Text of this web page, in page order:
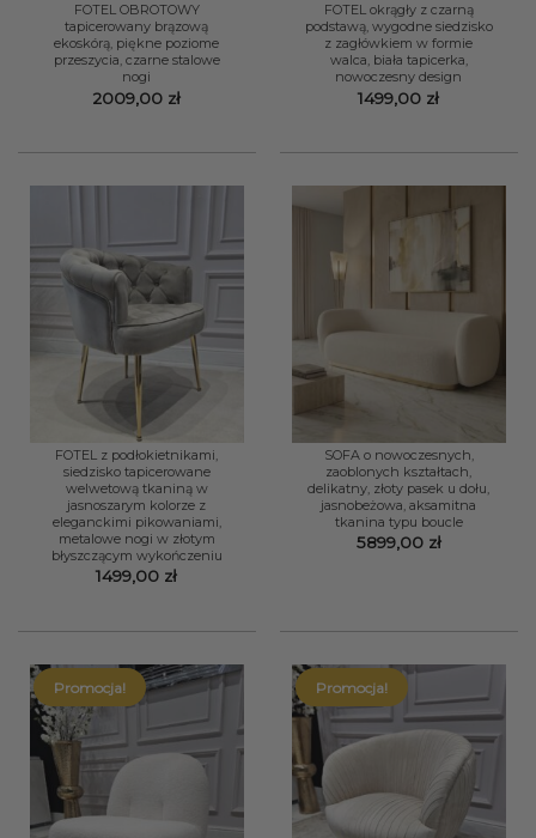
FOTEL OBROTOWY
tapicerowany brązową
ekoskórą, piękne poziome
przeszycia, czarne stalowe
nogi
2009,00 zł
FOTEL okrągły z czarną
podstawą, wygodne siedzisko
z zagłówkiem w formie
walca, biała tapicerka,
nowoczesny design
1499,00 zł
FOTEL z podłokietnikami,
siedzisko tapicerowane
welwetową tkaniną w
jasnoszarym kolorze z
eleganckimi pikowaniami,
metalowe nogi w złotym
błyszczącym wykończeniu
1499,00 zł
SOFA o nowoczesnych,
zaoblonych kształtach,
delikatny, złoty pasek u dołu,
jasnobeżowa, aksamitna
tkanina typu boucle
5899,00 zł
Promocja! Promocja!